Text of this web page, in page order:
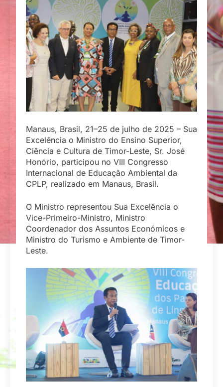
Manaus, Brasil, 21–25 de julho de 2025 – Sua
Excelência o Ministro do Ensino Superior,
Ciência e Cultura de Timor-Leste, Sr. José
Honório, participou no VIII Congresso
Internacional de Educação Ambiental da
CPLP, realizado em Manaus, Brasil.
O Ministro representou Sua Excelência o
Vice-Primeiro-Ministro, Ministro
Coordenador dos Assuntos Económicos e
Ministro do Turismo e Ambiente de Timor-
Leste.